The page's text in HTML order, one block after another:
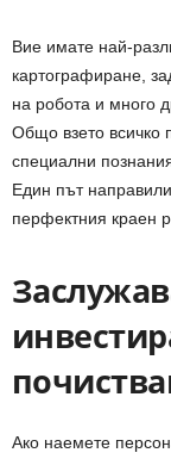
Вие имате най-
картографиране,
на робота и много
Общо взето всичко
специални
Един път
перфектния краен
Ако наемете